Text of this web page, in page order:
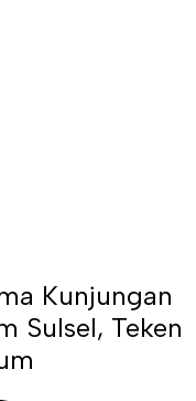
Kunjungan
Sulsel, Teken